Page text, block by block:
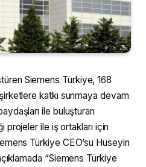
Siemens Türkiye, 168
katkı sunmaya devam
ile buluşturan
projeler ile iş ortakları için
Türkiye CEO’su Hüseyin
“Siemens Türkiye